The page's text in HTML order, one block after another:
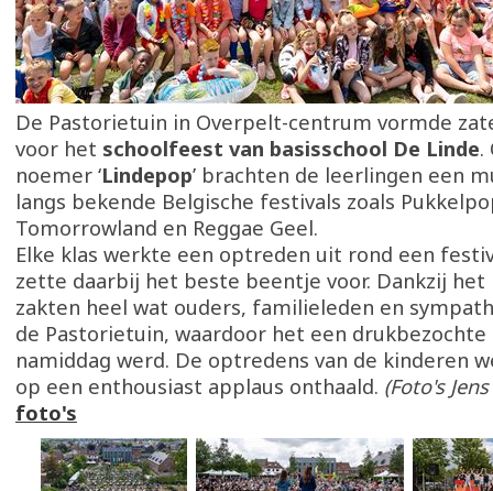
De Pastorietuin in Overpelt-centrum vormde
voor het schoolfeest van basisschool De Linde.
noemer ‘Lindepop’ brachten de leerlingen een
langs bekende Belgische festivals zoals
Tomorrowland en Reggae Geel.
Elke klas werkte een optreden uit rond een
zette daarbij het beste beentje voor. Dankzij het
zakten heel wat ouders, familieleden en
de Pastorietuin, waardoor het een
namiddag werd. De optredens van de kinderen
op een enthousiast applaus onthaald. (Foto's
foto's